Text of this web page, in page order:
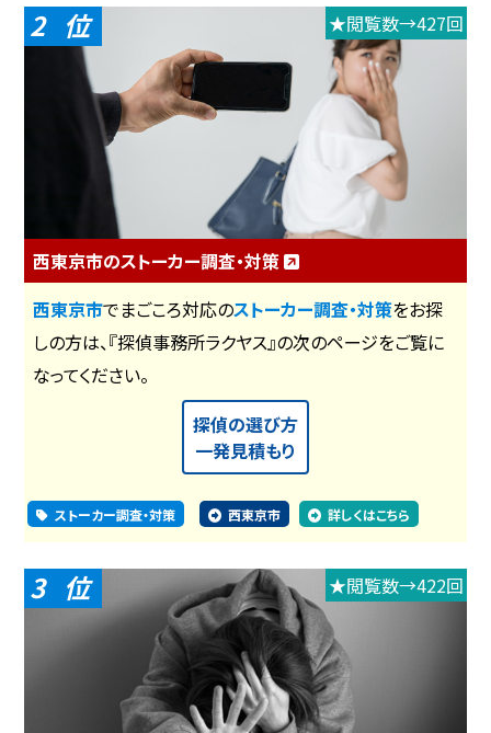
2 ★閲覧数→427回
西東京市のストーカー調査・対策
西東京市でまごころ対応のストーカー調査・対策をお探
しの方は、『探偵事務所ラクヤス』の次のページをご覧に
なってください。
探偵の選び方
一発見積もり
ストーカー調査・対策 西東京市 詳しくはこちら
3 ★閲覧数→422回